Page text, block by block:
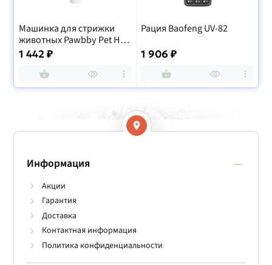
Машинка для стрижки
животных Pawbby Pet Hair
Clippers
1 442 ₽
Рация Baofeng UV-82
1 906 ₽
Информация
Акции
Гарантия
Доставка
Контактная информация
Политика конфиденциальности